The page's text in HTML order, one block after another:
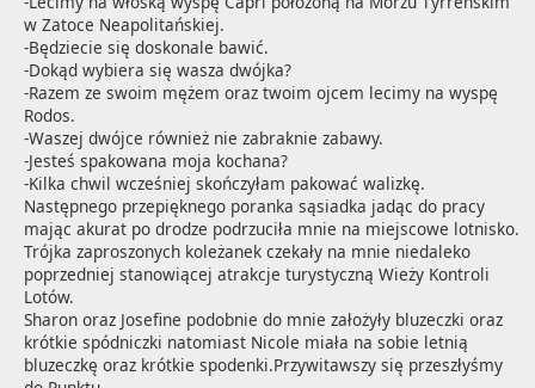
w Zatoce Neapolitańskiej.
-Będziecie się doskonale bawić.
-Dokąd wybiera się wasza dwójka?
-Razem ze swoim mężem oraz twoim ojcem lecimy na wyspę
Rodos.
-Waszej dwójce również nie zabraknie zabawy.
-Jesteś spakowana moja kochana?
-Kilka chwil wcześniej skończyłam pakować walizkę.
Następnego przepięknego poranka sąsiadka jadąc do pracy
mając akurat po drodze podrzuciła mnie na miejscowe lotnisko.
Trójka zaproszonych koleżanek czekały na mnie niedaleko
poprzedniej stanowiącej atrakcje turystyczną Wieży Kontroli
Lotów.
Sharon oraz Josefine podobnie do mnie założyły bluzeczki oraz
krótkie spódniczki natomiast Nicole miała na sobie letnią
bluzeczkę oraz krótkie spodenki.Przywitawszy się przeszłyśmy